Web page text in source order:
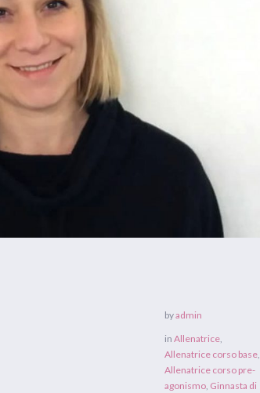
byadmin
inAllenatrice,
Allenatrice corso base,
Allenatrice corso pre-
agonismo, Ginnasta di